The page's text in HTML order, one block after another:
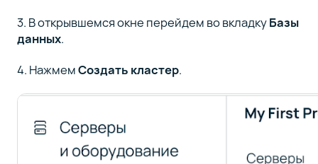
3. В открывшемся окне перейдем во вкладкуБазы
данных.
4. НажмемСоздать кластер.